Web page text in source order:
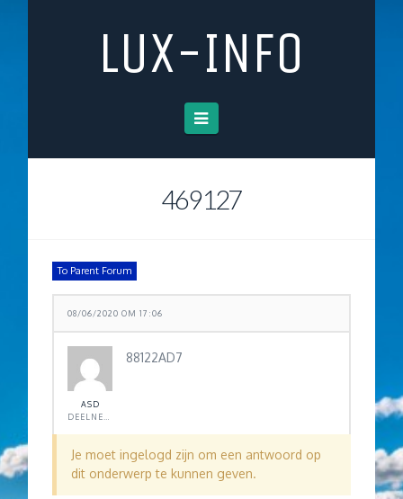
LUX-INFO
Navigation
469127
To Parent Forum
08/06/2020 OM 17:06
ASD
88122AD7
Je moet ingelogd zijn om een antwoord op
dit onderwerp te kunnen geven.